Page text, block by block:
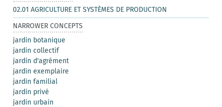
02.01 AGRICULTURE ET SYSTÈMES DE PRODUCTION
NARROWER CONCEPTS
jardin botanique
jardin collectif
jardin d'agrément
jardin exemplaire
jardin familial
jardin privé
jardin urbain